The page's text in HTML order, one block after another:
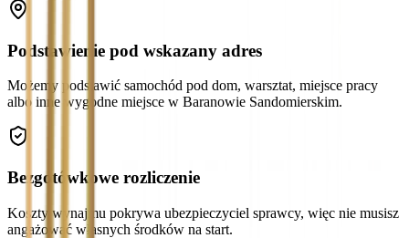
Podstawienie pod wskazany adres
Możemy podstawić samochód pod dom, warsztat, miejsce pracy
albo inne wygodne miejsce w Baranowie Sandomierskim.
Bezgotówkowe rozliczenie
Koszty wynajmu pokrywa ubezpieczyciel sprawcy, więc nie musisz
angażować własnych środków na start.